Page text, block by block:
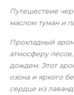
Путешествие
маслом туман и
Прохладный
атмосферу
дождем. Этот
озона и яркого
сердце из